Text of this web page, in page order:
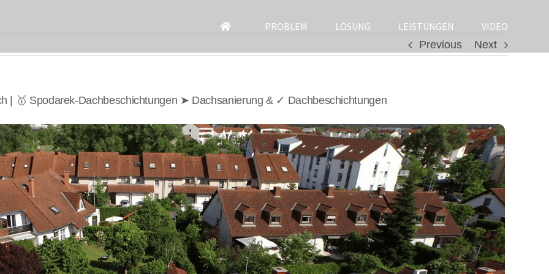
for:
PROBLEM LÖSUNG LEISTUNGEN
VIDEO
Previous
Next
| 🥇 Spodarek-Dachbeschichtungen ➤ Dachsanierung & ✓ Dachbeschichtungen